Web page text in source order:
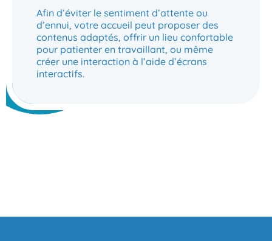
Afin d’éviter le sentiment d’attente ou
d’ennui, votre accueil peut proposer des
contenus adaptés, offrir un lieu confortable
pour patienter en travaillant, ou même
créer une interaction à l’aide d’écrans
interactifs.